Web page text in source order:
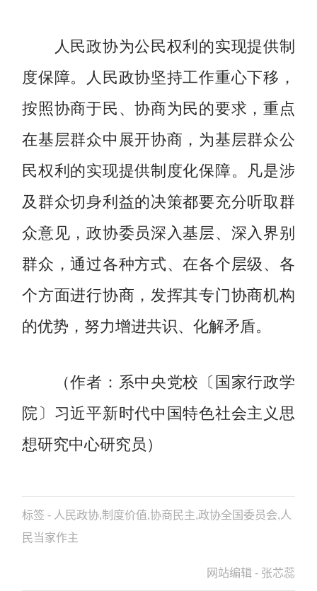
人民政协为公民权利的实现提供制
度保障。人民政协坚持工作重心下移，
按照协商于民、协商为民的要求，重点
在基层群众中展开协商，为基层群众公
民权利的实现提供制度化保障。凡是涉
及群众切身利益的决策都要充分听取群
众意见，政协委员深入基层、深入界别
群众，通过各种方式、在各个层级、各
个方面进行协商，发挥其专门协商机构
的优势，努力增进共识、化解矛盾。
（作者：系中央党校〔国家行政学
院〕习近平新时代中国特色社会主义思
想研究中心研究员）
标签 - 人民政协,制度价值,协商民主,政协全国委员会,人
民当家作主
网站编辑 - 张芯蕊